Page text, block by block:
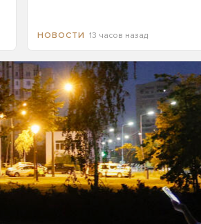
НОВОСТИ 13 часов назад